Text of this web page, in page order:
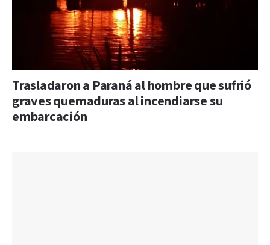
Trasladaron a Paraná al hombre que sufrió
graves quemaduras al incendiarse su
embarcación